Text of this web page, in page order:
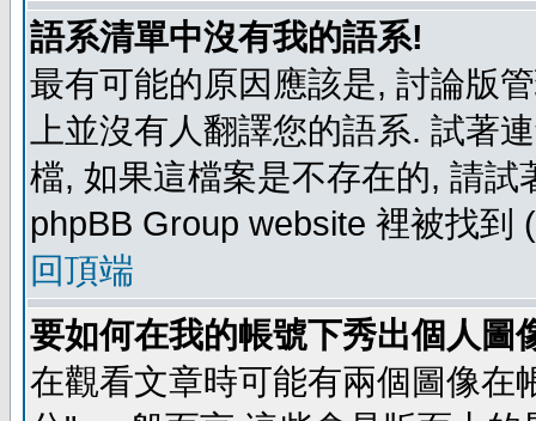
語系清單中沒有我的語系!
最有可能的原因應該是, 討論版
上並沒有人翻譯您的語系. 試著
檔, 如果這檔案是不存在的, 請
phpBB Group website 裡被找到
回頂端
要如何在我的帳號下秀出個人圖
在觀看文章時可能有兩個圖像在